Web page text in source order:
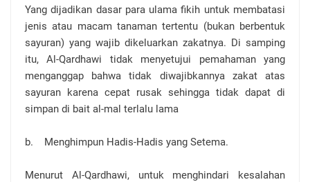
Yang dijadikan dasar para ulama fikih untuk membatasi
jenis atau macam tanaman tertentu (bukan berbentuk
sayuran) yang wajib dikeluarkan zakatnya. Di samping
itu, Al-Qardhawi tidak menyetujui pemahaman yang
menganggap bahwa tidak diwajibkannya zakat atas
sayuran karena cepat rusak sehingga tidak dapat di
simpan di bait al-mal terlalu lama
b. Menghimpun Hadis-Hadis yang Setema.
Menurut Al-Qardhawi, untuk menghindari kesalahan